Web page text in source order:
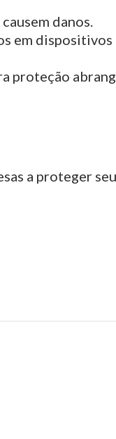
danos.
em dispositivos
proteção
a proteger